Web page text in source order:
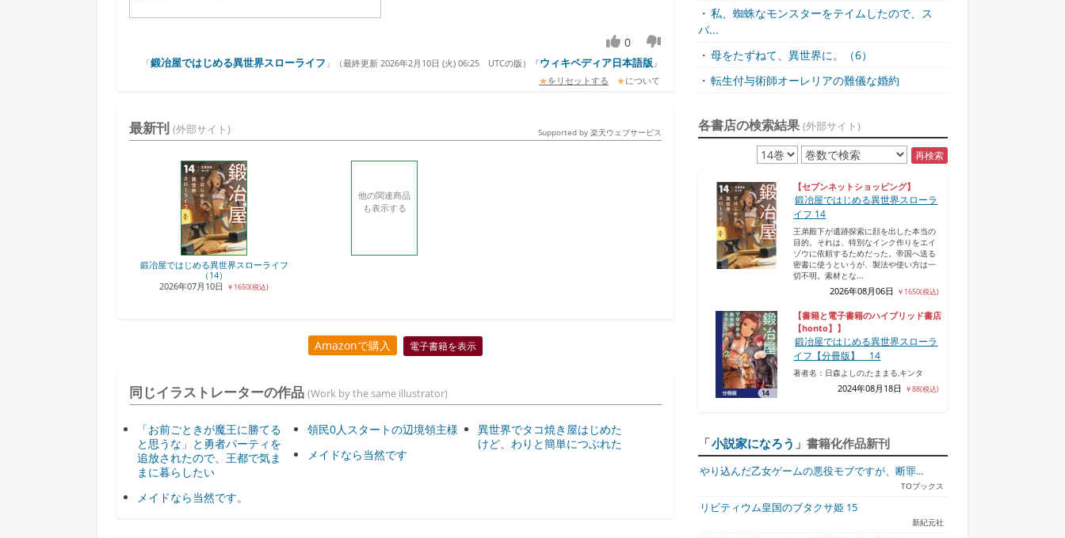
0
「鍛冶屋ではじめる異世界スローライフ 」（最終更新 2026年2月10日 (火) 06:25UTCの版）『ウィキペディア日本語版 』
★をリセットする ★について
最新刊 (外部サイト) Supported by 楽天ウェブサービス
鍛冶屋ではじめる異世界スローライフ
（14）
2026年07月10日
￥1650(税込)
他の関連商品
も表示する
Amazonで購入 電子書籍を表示
同じイラストレーターの作品 (Work by the same illustrator)
「お前ごときが魔王に勝てる
と思うな」と勇者パーティを
追放されたので、王都で気ま
まに暮らしたい
メイドなら当然です。
領民0人スタートの辺境領主様
メイドなら当然です
異世界でタコ焼き屋はじめた
けど、わりと簡単につぶれた
・ 私、蜘蛛なモンスターをテイムしたので、ス
パ...
・ 母をたずねて、異世界に。（6）
・ 転生付与術師オーレリアの難儀な婚約
各書店の検索結果 (外部サイト)
再検索
【セブンネットショッピング】
鍛冶屋ではじめる異世界スローラ
イフ 14
王弟殿下が遺跡探索に顔を出した本当の
目的。それは、特別なインク作りをエイ
ゾウに依頼するためだった。帝国へ送る
密書に使うというが、製法や使い方は一
切不明。素材とな...
2026年08月06日 ￥1650(税込)
【書籍と電子書籍のハイブリッド書店
【honto】】
鍛冶屋ではじめる異世界スローラ
イフ【分冊版】 14
著者名：日森よしの,たままる,キンタ
2024年08月18日 ￥88(税込)
「小説家になろう 」書籍化作品新刊
やり込んだ乙女ゲームの悪役モブですが、断罪...
TOブックス
リビティウム皇国のブタクサ姫 15
新紀元社